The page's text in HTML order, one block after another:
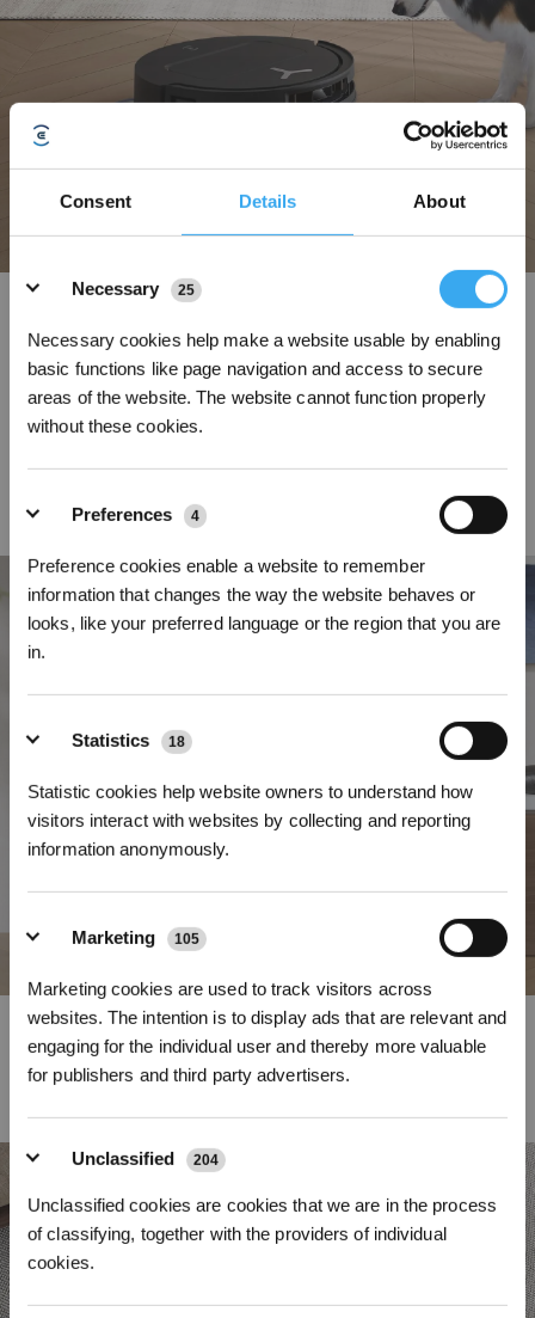
Consent Details About
Necessary
25
Necessary cookies help make a website usable by enabling
basic functions like page navigation and access to secure
areas of the website. The website cannot function properly
without these cookies.
Preferences 4
Preference cookies enable a website to remember
information that changes the way the website behaves or
looks, like your preferred language or the region that you are
in.
Statistics 18
Statistic cookies help website owners to understand how
visitors interact with websites by collecting and reporting
information anonymously.
Marketing 105
Marketing cookies are used to track visitors across
websites. The intention is to display ads that are relevant and
engaging for the individual user and thereby more valuable
for publishers and third party advertisers.
Unclassified 204
Unclassified cookies are cookies that we are in the process
of classifying, together with the providers of individual
cookies.
ZeroTangle 3.0 Technologie gegen Verheddern
Die DEEBOT-Produktfamilie T50 ist mit der Technologie ZeroTangle 3.0 mit
dreifacher V-Struktur ausgestattet. Sie verwendet eine im 45°-Winkel
geformte verhedderungsfreie V-Bürste zum Aufkehren von Haaren, eine V-
förmige Spiralbürste, um die Haare in der Mitte zu sammeln, und eine V-
förmige Kammzahnanordnung zum dynamischen Entwirren der Haare. Dank
Bewältige alle Reinigungsherausforderungen mit kraftvoller
Saugleistung und automatischer Wartung
Jetzt anmelden 3% sparen!
*Melden Sie sich für unseren Newsletter an und erhalten Sie einen
exklusiven 3%-Rabattgutschein für Ihre nächste Bestellung.